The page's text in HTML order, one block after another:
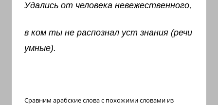
Удались от человека невежественного,
в ком ты не распознал уст знания (речи
умные).
Сравним арабские слова с похожими словами из